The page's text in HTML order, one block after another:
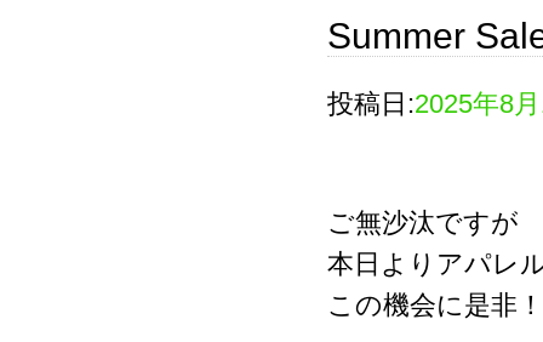
Summer
投稿日:2025年8
ご無沙汰ですが
本日よりアパレ
この機会に是非